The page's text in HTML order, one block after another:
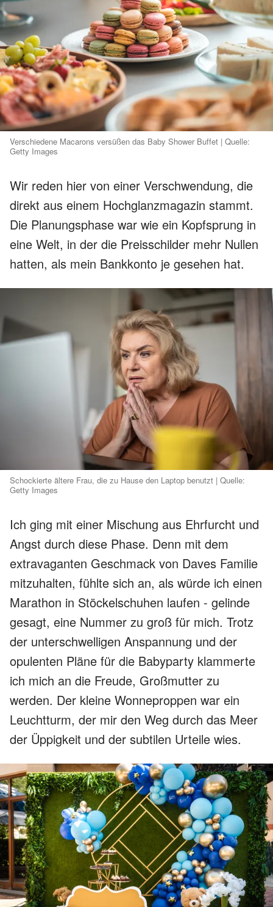
Verschiedene Macarons versüßen das Baby Shower Buffet | Quelle:
Getty Images
Wir reden hier von einer Verschwendung, die
direkt aus einem Hochglanzmagazin stammt.
Die Planungsphase war wie ein Kopfsprung in
eine Welt, in der die Preisschilder mehr Nullen
hatten, als mein Bankkonto je gesehen hat.
Schockierte ältere Frau, die zu Hause den Laptop benutzt | Quelle:
Getty Images
Ich ging mit einer Mischung aus Ehrfurcht und
Angst durch diese Phase. Denn mit dem
extravaganten Geschmack von Daves Familie
mitzuhalten, fühlte sich an, als würde ich einen
Marathon in Stöckelschuhen laufen - gelinde
gesagt, eine Nummer zu groß für mich. Trotz
der unterschwelligen Anspannung und der
opulenten Pläne für die Babyparty klammerte
ich mich an die Freude, Großmutter zu
werden. Der kleine Wonneproppen war ein
Leuchtturm, der mir den Weg durch das Meer
der Üppigkeit und der subtilen Urteile wies.